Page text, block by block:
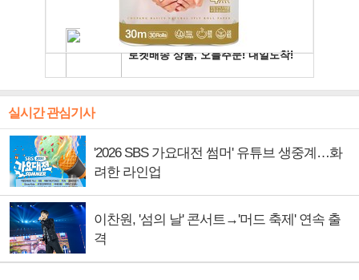
실시간 관심기사
'2026 SBS 가요대전 썸머' 유튜브 생중계…화
려한 라인업
이찬원, '섬의 날' 콘서트→'머드 축제' 연속 출
격